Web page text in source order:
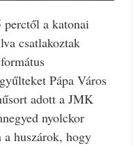
a katonai
csatlakoztak
Pápa Város
adott a JMK
nyolckor
a huszárok, hogy